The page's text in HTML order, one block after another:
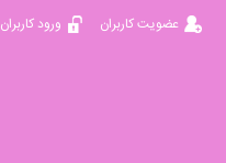
ورود کاربران عضویت کاربران